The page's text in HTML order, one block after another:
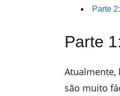
Parte
Parte
Atualmente,
são muito